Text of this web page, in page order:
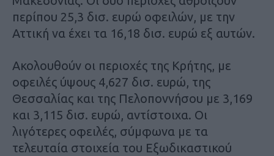
περίπου 25,3 δισ. ευρώ οφειλών, με την
Αττική να έχει τα 16,18 δισ. ευρώ εξ αυτών.
Ακολουθούν οι περιοχές της Κρήτης, με
οφειλές ύψους 4,627 δισ. ευρώ, της
Θεσσαλίας και της Πελοποννήσου με 3,169
και 3,115 δισ. ευρώ, αντίστοιχα. Οι
λιγότερες οφειλές, σύμφωνα με τα
τελευταία στοιχεία του Εξωδικαστικού